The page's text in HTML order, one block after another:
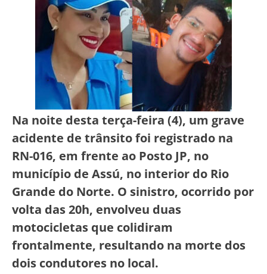
Na noite desta terça-feira (4), um grave
acidente de trânsito foi registrado na
RN-016, em frente ao Posto JP, no
município de Assú, no interior do Rio
Grande do Norte. O sinistro, ocorrido por
volta das 20h, envolveu duas
motocicletas que colidiram
frontalmente, resultando na morte dos
dois condutores no local.